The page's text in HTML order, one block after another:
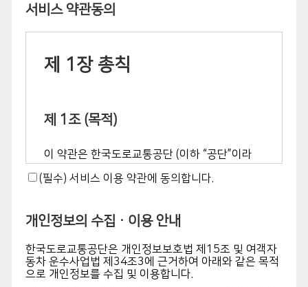
서비스 약관동의
제 1장 총칙
제 1조 (목적)
이 약관은 한국도로교통공단 (이하 “공단”이라
합니다. )이 제공하는 운전면허정보 자동검증 시
의 권리 및 의무, 책임 사항을 정하는 것을 목적
으로 합니다.
(필수) 서비스 이용 약관에 동의합니다.
개인정보의 수집ㆍ이용 안내
한국도로교통공단은 개인정보보호법 제15조 및 여객자
동차 운수사업법 제34조3에 근거하여 아래와 같은 목적
으로 개인정보를 수집 및 이용합니다.